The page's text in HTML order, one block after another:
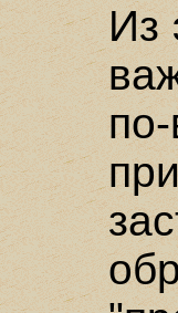
Из